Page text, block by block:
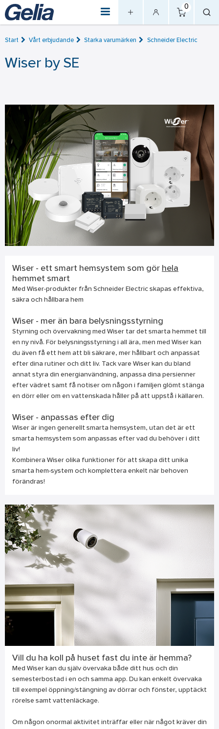
0
Start Vårt erbjudande Starka varumärken Schneider Electric
Wiser by SE
Wiser - ett smart hemsystem som gör hela
hemmet smart
Med Wiser-produkter från Schneider Electric skapas effektiva,
säkra och hållbara hem
Wiser - mer än bara belysningsstyrning
Styrning och övervakning med Wiser tar det smarta hemmet till
en ny nivå. För belysningsstyrning i all ära, men med Wiser kan
du även få ett hem att bli säkrare, mer hållbart och anpassat
efter dina rutiner och ditt liv. Tack vare Wiser kan du bland
annat styra din energianvändning, anpassa dina persienner
efter vädret samt få notiser om någon i familjen glömt stänga
en dörr eller om en vattenskada håller på att uppstå i källaren.
Wiser - anpassas efter dig
Wiser är ingen generellt smarta hemsystem, utan det är ett
smarta hemsystem som anpassas efter vad du behöver i ditt
liv!
Kombinera Wiser olika funktioner för att skapa ditt unika
smarta hem-system och komplettera enkelt när behoven
förändras!
Vill du ha koll på huset fast du inte är hemma?
Med Wiser kan du själv övervaka både ditt hus och din
semesterbostad i en och samma app. Du kan enkelt övervaka
till exempel öppning/stängning av dörrar och fönster, upptäckt
rörelse samt vattenläckage.
Om någon onormal aktivitet inträffar eller när något kräver din